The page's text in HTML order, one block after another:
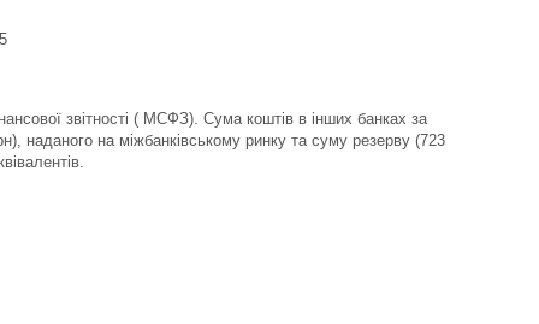
звітності ( МСФЗ). Сума коштів в інших банках за
наданого на міжбанківському ринку та суму резерву (723